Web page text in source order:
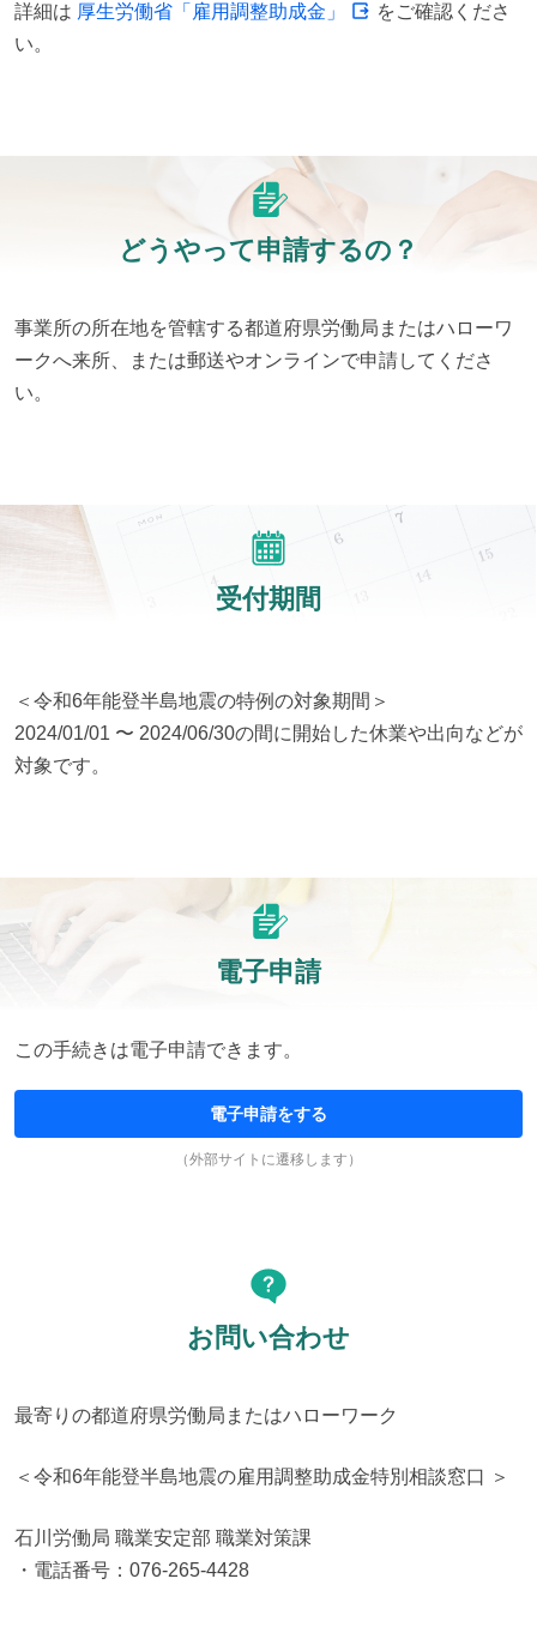
詳細は 厚生労働省「雇用調整助成金」
をご確認くださ
い。
どうやって申請するの？
事業所の所在地を管轄する都道府県労働局またはハローワ
ークへ来所、または郵送やオンラインで申請してくださ
い。
受付期間
＜令和6年能登半島地震の特例の対象期間＞
2024/01/01 〜 2024/06/30の間に開始した休業や出向などが
対象です。
電子申請
この手続きは電子申請できます。
電子申請をする
（外部サイトに遷移します）
お問い合わせ
最寄りの都道府県労働局またはハローワーク
＜令和6年能登半島地震の雇用調整助成金特別相談窓口 ＞
石川労働局 職業安定部 職業対策課
・電話番号：076-265-4428